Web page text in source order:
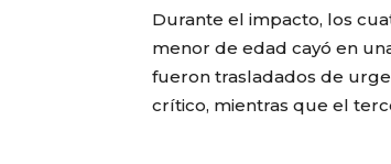
Durante el impacto, los
menor de edad cayó en
fueron trasladados de
crítico, mientras que el